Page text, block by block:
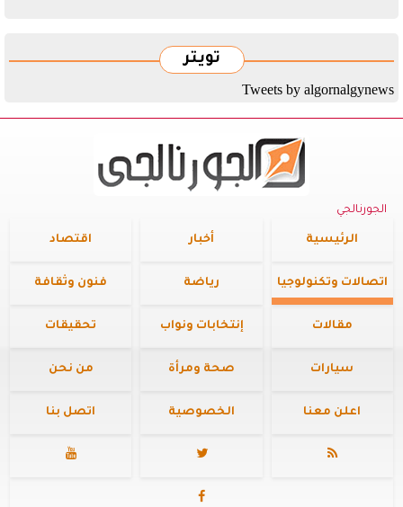
تويتر
Tweets by algornalgynews
الجورنالجي
الرئيسية أخبار اقتصاد
اتصالات وتكنولوجيا رياضة فنون وثقافة
مقالات إنتخابات ونواب تحقيقات
سيارات صحة ومرأة من نحن
اعلن معنا الخصوصية اتصل بنا



